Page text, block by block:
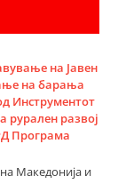
на Јавен
на барања
Инструментот
рурален развој
Програма
Македонија и